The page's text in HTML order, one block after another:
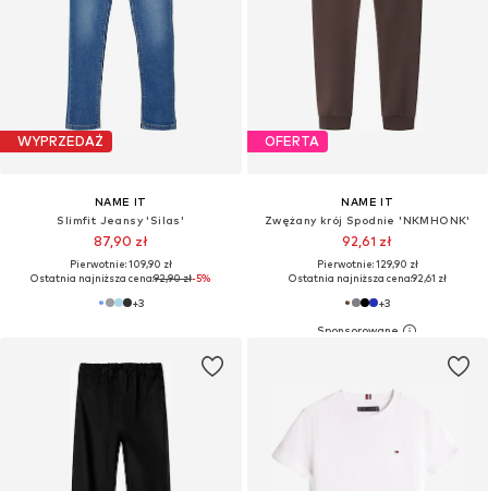
WYPRZEDAŻ
NAME IT
Slimfit Jeansy 'Silas'
87,90 zł
Pierwotnie: 109,90 zł
Ostatnia najniższa cena:92,90 zł-5%
+3
OFERTA
NAME IT
Zwężany krój Spodnie 'NKMHONK'
92,61 zł
Pierwotnie: 129,90 zł
Ostatnia najniższa cena:92,61 zł
+3